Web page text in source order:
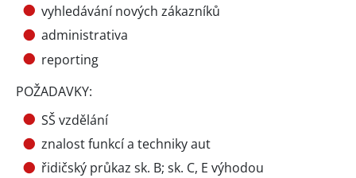
vyhledávání nových zákazníků
administrativa
reporting
POŽADAVKY:
SŠ vzdělání
znalost funkcí a techniky aut
řidičský průkaz sk. B; sk. C, E výhodou